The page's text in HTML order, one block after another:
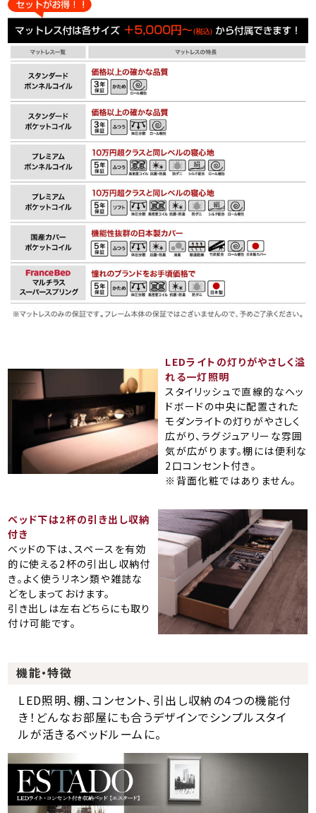
LEDライトの灯りがやさしく溢
れる一灯照明
スタイリッシュで直線的なヘッ
ドボードの中央に配置された
モダンライトの灯りがやさしく
広がり、ラグジュアリーな雰囲
気が広がります。棚には便利な
2口コンセント付き。
※背面化粧ではありません。
ベッド下は2杯の引き出し収納
付き
ベッドの下は、スペースを有効
的に使える2杯の引出し収納付
き。よく使うリネン類や雑誌な
どをしまっておけます。
引き出しは左右どちらにも取り
付け可能です。
機能・特徴
LED照明、棚、コンセント、引出し収納の4つの機能付
き！どんなお部屋にも合うデザインでシンプルスタイ
ルが活きるベッドルームに。